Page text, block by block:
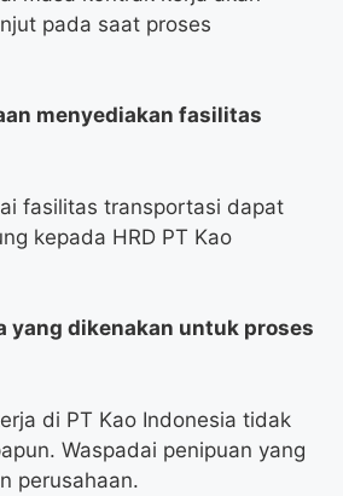
pada saat proses
menyediakan fasilitas
fasilitas transportasi dapat
kepada HRD PT Kao
yang dikenakan untuk proses
di PT Kao Indonesia tidak
Waspadai penipuan yang
perusahaan.